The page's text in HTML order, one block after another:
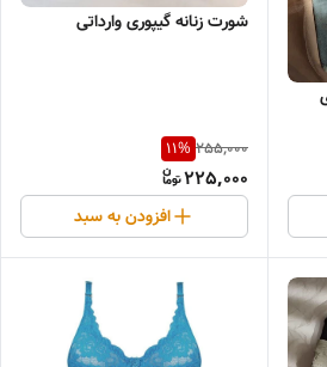
شورت زنانه گیپوری وارداتی
255,000
11%
225,000
افزودن به سبد